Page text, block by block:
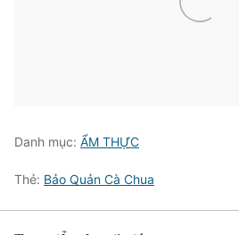
Danh mục: ẨM THỰC
Thẻ: Bảo Quản Cà Chua